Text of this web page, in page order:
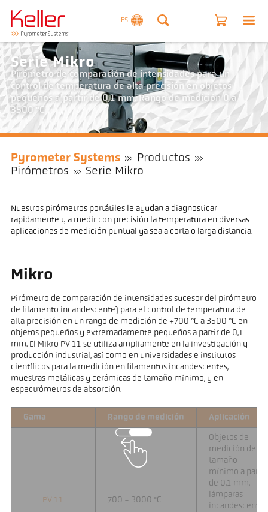
ES
Serie Mikro
Pirómetro de comparación de intensidades para un
control de temperatura de alta precisión en objetos
pequeños a partir de 0,1 mm. Rango de medición 0 a
3500 °C
Pyrometer Systems
Productos
Pirómetros
Serie Mikro
Nuestros pirómetros portátiles le ayudan a diagnosticar
rapidamente y a medir con precisión la temperatura en diversas
aplicaciones de medición puntual ya sea a corta o larga distancia.
Mikro
Pirómetro de comparación de intensidades sucesor del pirómetro
de filamento incandescente) para el control de temperatura de
alta precisión en un rango de medición de +700 °C a 3500 °C en
objetos pequeños y extremadamente pequeños a partir de 0,1
mm. El Mikro PV 11 se utiliza ampliamente en la investigación y
producción industrial, así como en universidades e institutos
científicos para la medición en filamentos incandescentes,
muestras metálicas y cerámicas de tamaño mínimo, y en
espectrómetros de absorción.
Gama Rango de medición Aplicación
PV 11 700 - 3000 °C
Objetos de
medición de
tamaño
mínimo a partir
de 0,1 mm,
lámparas
incandescentes,